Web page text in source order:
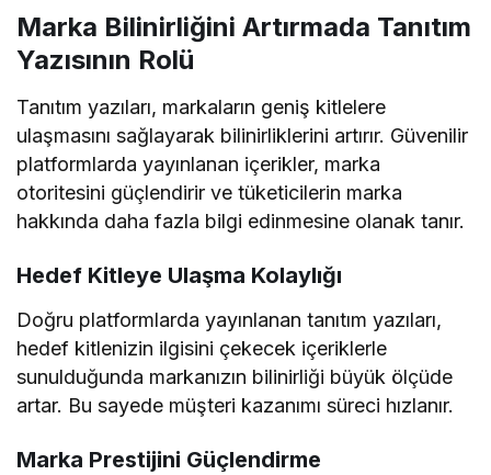
Marka Bilinirliğini Artırmada Tanıtım
Yazısının Rolü
Tanıtım yazıları, markaların geniş kitlelere
ulaşmasını sağlayarak bilinirliklerini artırır. Güvenilir
platformlarda yayınlanan içerikler, marka
otoritesini güçlendirir ve tüketicilerin marka
hakkında daha fazla bilgi edinmesine olanak tanır.
Hedef Kitleye Ulaşma Kolaylığı
Doğru platformlarda yayınlanan tanıtım yazıları,
hedef kitlenizin ilgisini çekecek içeriklerle
sunulduğunda markanızın bilinirliği büyük ölçüde
artar. Bu sayede müşteri kazanımı süreci hızlanır.
Marka Prestijini Güçlendirme